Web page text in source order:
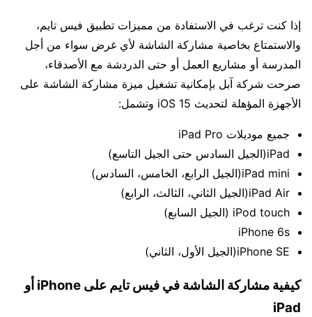
إذا كنت ترغب في الاستفادة من مميزات تطبيق فيس تايم،
والاستمتاع بخاصية مشاركة الشاشة لأي غرض سواء من أجل
المدرسة أو مشاريع العمل أو حتى الدردشة مع الأصدقاء،
صرحت شركة آبل بإمكانية تشغيل ميزة مشاركة الشاشة على
الأجهزة المؤهلة لتحديث iOS 15 وتشمل:
جميع موديلات iPad Pro
iPad(الجيل السادس حتى الجيل التاسع)
iPad mini(الجيل الرابع، الخامس، السادس)
iPad Air(الجيل الثاني، الثالث، الرابع)
iPod touch (الجيل السابع)
iPhone 6s
iPhone SE(الجيل الأول، الثاني)
كيفية مشاركة الشاشة في فيس تايم على iPhone أو
iPad